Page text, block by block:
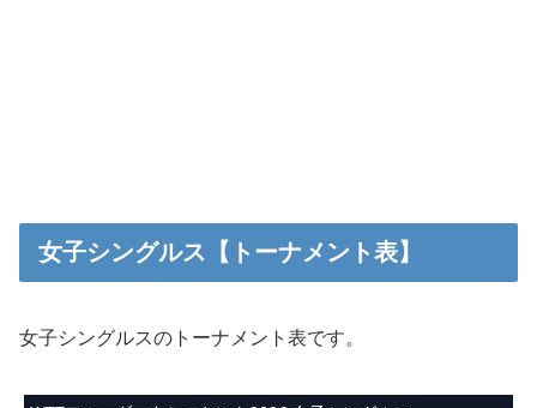
女子シングルス【トーナメント表】
女子シングルスのトーナメント表です。